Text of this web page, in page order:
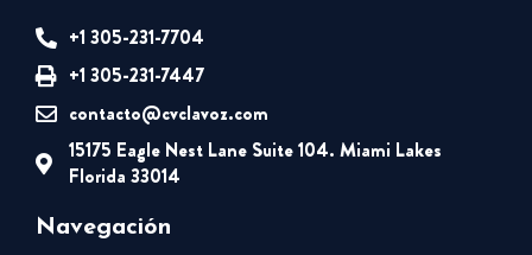
+1 305-231-7704
+1 305-231-7447
contacto@cvclavoz.com
15175 Eagle Nest Lane Suite 104. Miami Lakes
Florida 33014
Navegación